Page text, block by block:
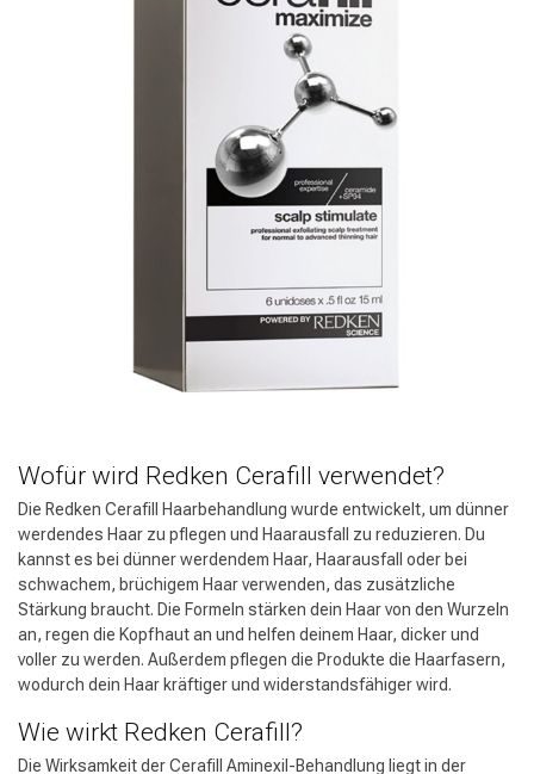
Wofür wird Redken Cerafill verwendet?
Die Redken Cerafill Haarbehandlung wurde entwickelt, um dünner
werdendes Haar zu pflegen und Haarausfall zu reduzieren. Du
kannst es bei dünner werdendem Haar, Haarausfall oder bei
schwachem, brüchigem Haar verwenden, das zusätzliche
Stärkung braucht. Die Formeln stärken dein Haar von den Wurzeln
an, regen die Kopfhaut an und helfen deinem Haar, dicker und
voller zu werden. Außerdem pflegen die Produkte die Haarfasern,
wodurch dein Haar kräftiger und widerstandsfähiger wird.
Wie wirkt Redken Cerafill?
Die Wirksamkeit der Cerafill Aminexil-Behandlung liegt in der